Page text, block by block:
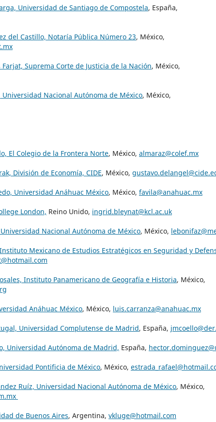
Universidad de Santiago de Compostela, España,
del Castillo, Notaría Pública Número 23, México,
Suprema Corte de Justicia de la Nación, México,
Universidad Nacional Autónoma de México, México,
El Colegio de la Frontera Norte, México, almaraz@colef.mx
División de Economía, CIDE, México,
Universidad Anáhuac México, México, favila@anahuac.mx
London, Reino Unido, ingrid.bleynat@kcl.ac.uk
Nacional Autónoma de México, México,
Mexicano de Estudios Estratégicos en Seguridad y
Instituto Panamericano de Geografía e Historia, México,
Anáhuac México, México, luis.carranza@anahuac.mx
Universidad Complutense de Madrid, España,
Universidad Autónoma de Madrid, España,
Pontificia de México, México,
Ruíz, Universidad Nacional Autónoma de México, México,
de Buenos Aires, Argentina, vkluge@hotmail.com